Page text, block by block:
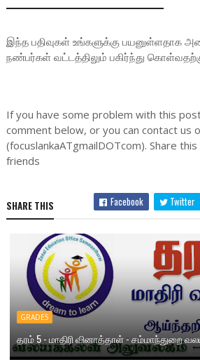
இந்த பதிவுகள் உங்களுக்கு பயனுள்ளதாக
நண்பர்கள் வட்டத்திலும் பகிர்ந்து
If you have some problem with this
comment below, or you can contact us
(focuslankaATgmailDOTcom). Share
friends
SHARE THIS Facebook Twitter
GRADE5
தரம் 5 - மாதிரி வினாத்தாள் - சம்மாந்துறை